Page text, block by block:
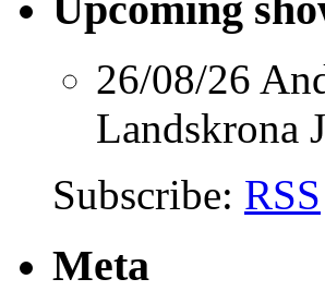
26/08/26
Landskrona
Subscribe: RSS
Meta